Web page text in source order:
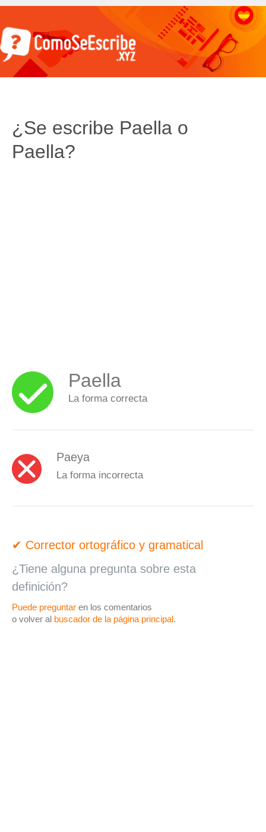
¿Se escribe Paella o
Paella?
Paella
La forma correcta
Paeya
La forma incorrecta
✔ Corrector ortográfico y gramatical
¿Tiene alguna pregunta sobre esta
definición?
Puede preguntar en los comentarios
o volver al buscador de la página principal.